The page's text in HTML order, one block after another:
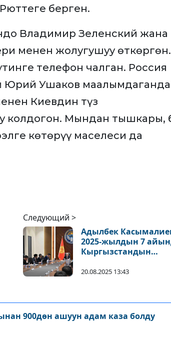
берген.
Владимир Зеленский жана
менен жолугушуу өткөргөн.
телефон чалган. Россия
Ушаков
Киевдин түз
колдогон. Мындан тышкары,
көтөрүү маселеси да
Следующий >
Адылбек
2025-жылдын 7
Кыргызстандын
өсүштү көрсөтүүдө
20.08.2025 13:43
900дөн ашуун адам каза болду